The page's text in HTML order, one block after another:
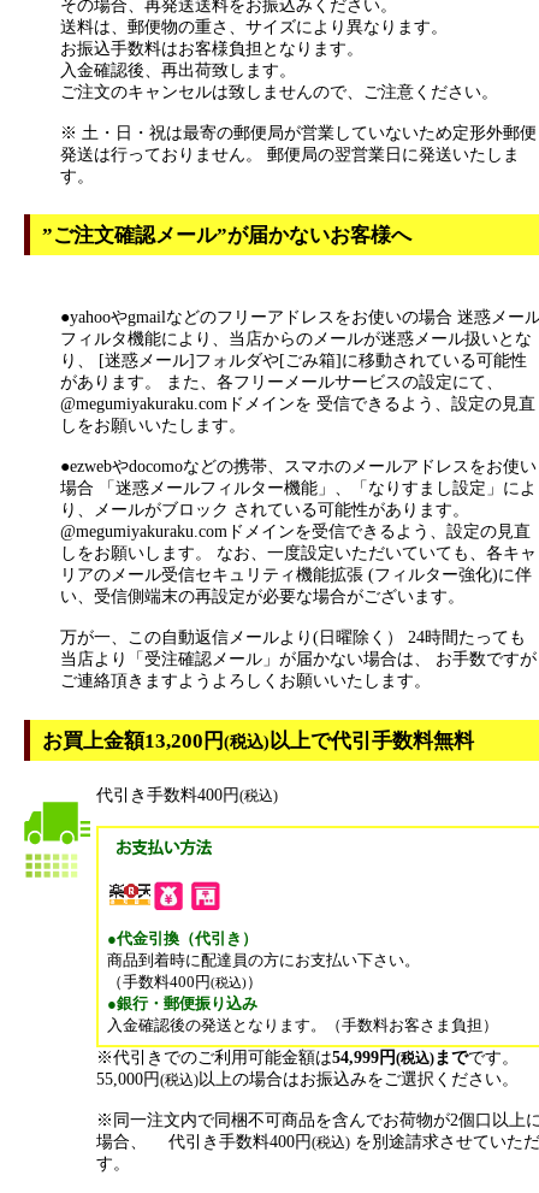
その場合、再発送送料をお振込みください。
送料は、郵便物の重さ、サイズにより異なります。
お振込手数料はお客様負担となります。
入金確認後、再出荷致します。
ご注文のキャンセルは致しませんので、ご注意ください。
※ 土・日・祝は最寄の郵便局が営業していないため定形外郵便
発送は行っておりません。 郵便局の翌営業日に発送いたしま
す。
”ご注文確認メール”が届かないお客様へ
●yahooやgmailなどのフリーアドレスをお使いの場合 迷惑メー
フィルタ機能により、当店からのメールが迷惑メール扱いとな
り、 [迷惑メール]フォルダや[ごみ箱]に移動されている可能性
があります。 また、各フリーメールサービスの設定にて、
@megumiyakuraku.comドメインを 受信できるよう、設定の見直
しをお願いいたします。
●ezwebやdocomoなどの携帯、スマホのメールアドレスをお使い
場合 「迷惑メールフィルター機能」、「なりすまし設定」によ
り、メールがブロック されている可能性があります。
@megumiyakuraku.comドメインを受信できるよう、設定の見直
しをお願いします。 なお、一度設定いただいていても、各キャ
リアのメール受信セキュリティ機能拡張 (フィルター強化)に伴
い、受信側端末の再設定が必要な場合がございます。
万が一、この自動返信メールより(日曜除く） 24時間たっても
当店より「受注確認メール」が届かない場合は、 お手数ですが
ご連絡頂きますようよろしくお願いいたします。
お買上金額13,200円(税込)以上で代引手数料無料
代引き手数料400円(税込)
●代金引換（代引き）
商品到着時に配達員の方にお支払い下さい。
（手数料400円(税込)）
●銀行・郵便振り込み
入金確認後の発送となります。（手数料お客さま負担）
※代引きでのご利用可能金額は54,999円(税込) までです。
55,000円(税込)以上の場合はお振込みをご選択ください。
※同一注文内で同梱不可商品を含んでお荷物が2個口以上
場合、 代引き手数料400円(税込) を別途請求させていた
す。